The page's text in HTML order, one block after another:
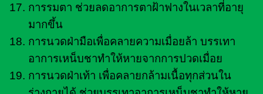
การรมตา ช่วยลดอาการตาฝ้าฟางในเวลาที่อายุ
มากขึ้น
การนวดฝ่ามือเพื่อคลายความเมื่อยล้า บรรเทา
อาการเหน็บชาทำให้หายจากการปวดเมื่อย
การนวดฝ่าเท้า เพื่อคลายกล้ามเนื้อทุกส่วนใน